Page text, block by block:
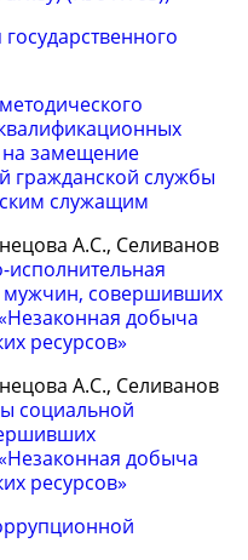
на замещение
гражданской службы
служащим
А.С., Селиванов
исполнительная
мужчин, совершивших
добыча
ресурсов»
А.С., Селиванов
социальной
добыча
ресурсов»